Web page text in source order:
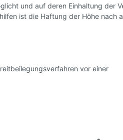
und auf deren Einhaltung der
ist die Haftung der Höhe nach
vor einer